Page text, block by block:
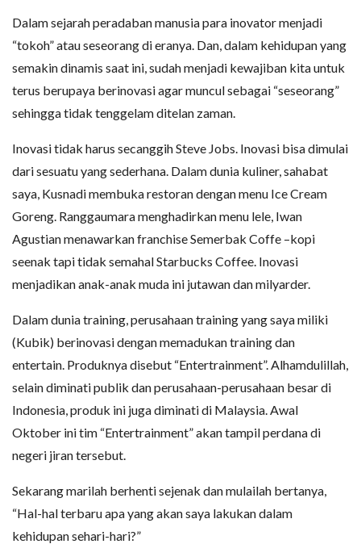
Dalam sejarah peradaban manusia para inovator menjadi
“tokoh” atau seseorang di eranya. Dan, dalam kehidupan yang
semakin dinamis saat ini, sudah menjadi kewajiban kita untuk
terus berupaya berinovasi agar muncul sebagai “seseorang”
sehingga tidak tenggelam ditelan zaman.
Inovasi tidak harus secanggih Steve Jobs. Inovasi bisa dimulai
dari sesuatu yang sederhana. Dalam dunia kuliner, sahabat
saya, Kusnadi membuka restoran dengan menu Ice Cream
Goreng. Ranggaumara menghadirkan menu lele, Iwan
Agustian menawarkan franchise Semerbak Coffe –kopi
seenak tapi tidak semahal Starbucks Coffee. Inovasi
menjadikan anak-anak muda ini jutawan dan milyarder.
Dalam dunia training, perusahaan training yang saya miliki
(Kubik) berinovasi dengan memadukan training dan
entertain. Produknya disebut “Entertrainment”. Alhamdulillah,
selain diminati publik dan perusahaan-perusahaan besar di
Indonesia, produk ini juga diminati di Malaysia. Awal
Oktober ini tim “Entertrainment” akan tampil perdana di
negeri jiran tersebut.
Sekarang marilah berhenti sejenak dan mulailah bertanya,
“Hal-hal terbaru apa yang akan saya lakukan dalam
kehidupan sehari-hari?”